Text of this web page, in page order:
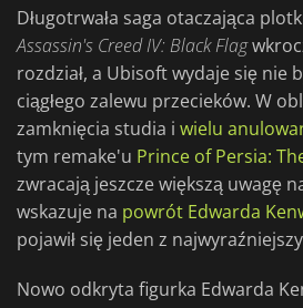
Długotrwała saga otaczająca
Assassin's Creed IV: Black Flag
rozdział, a Ubisoft wydaje się nie
ciągłego zalewu przecieków. W
zamknięcia studia i wielu
tym remake'u Prince of Persia:
zwracają jeszcze większą uwagę
wskazuje na powrót Edwarda
pojawił się jeden z
Nowo odkryta figurka Edwarda